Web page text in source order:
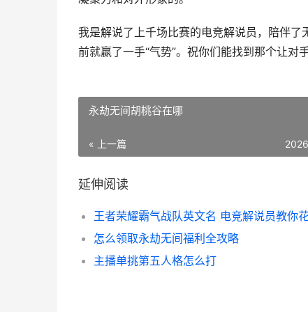
我是解说了上千场比赛的电竞解说员，陪伴
前就赢了一手“气势”。祝你们能找到那个让对
永劫无间胡桃谷在哪
« 上一篇
延伸阅读
怎么领取永劫无间福利全攻略
主播单挑第五人格怎么打